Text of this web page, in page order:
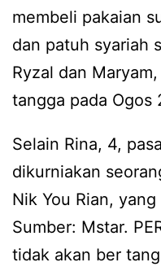
membeli pakaian
dan patuh syariah
Ryzal dan
tangga pada Ogos
Selain Rina, 4,
dikurniakan
Nik You Rian,
Sumber: Mstar.
tidak akan ber